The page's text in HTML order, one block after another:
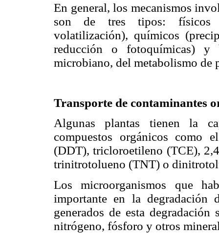
En general, los mecanismos
son de tres tipos: físicos
volatilización), químicos
reducción o fotoquímicas) y
microbiano, del metabolismo de
Transporte de contaminantes
Algunas plantas tienen la
compuestos orgánicos como
(DDT), tricloroetileno (TCE),
trinitrotolueno (TNT) o
Los microorganismos que
importante en la degradación
generados de esta
nitrógeno, fósforo y otros